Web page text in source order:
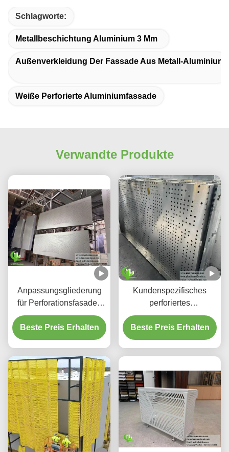
Schlagworte:
Metallbeschichtung Aluminium 3 Mm
Außenverkleidung Der Fassade Aus Metall-Aluminium
Weiße Perforierte Aluminiumfassade
Verwandte Produkte
Anpassungsgliederung
für Perforationsfasaden
aus Aluminium und
Bildschirmplatten
Beste Preis Erhalten
Kundenspezifisches
perforiertes
hinterleuchtetes
Aluminium-
Deckensystem mit
Laser-geschnittenen
Mustern
Beste Preis Erhalten